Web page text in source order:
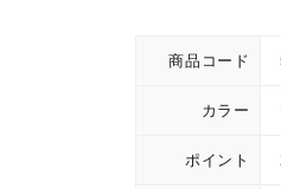
商品コード
カラー
ポイント